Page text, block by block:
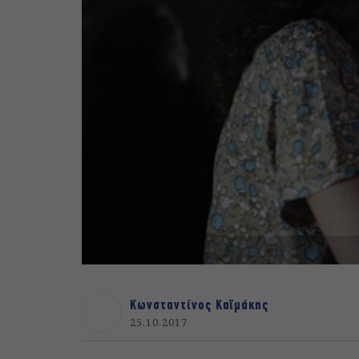
Κωνσταντίνος Καϊμάκης
25.10.2017